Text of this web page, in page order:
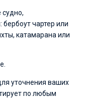
судно,
чартер или
катамарана или
уточнения ваших
по любым